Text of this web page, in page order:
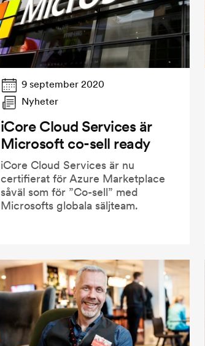
9 september 2020
Nyheter
iCore Cloud Services är
Microsoft co-sell ready
iCore Cloud Services är nu
certifierat för Azure Marketplace
såväl som för ”Co-sell” med
Microsofts globala säljteam.